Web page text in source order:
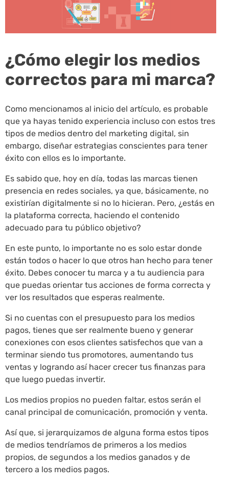
¿Cómo elegir los medios
correctos para mi marca?
Como mencionamos al inicio del artículo, es probable
que ya hayas tenido experiencia incluso con estos tres
tipos de medios dentro del marketing digital, sin
embargo, diseñar estrategias conscientes para tener
éxito con ellos es lo importante.
Es sabido que, hoy en día, todas las marcas tienen
presencia en redes sociales, ya que, básicamente, no
existirían digitalmente si no lo hicieran. Pero, ¿estás en
la plataforma correcta, haciendo el contenido
adecuado para tu público objetivo?
En este punto, lo importante no es solo estar donde
están todos o hacer lo que otros han hecho para tener
éxito. Debes conocer tu marca y a tu audiencia para
que puedas orientar tus acciones de forma correcta y
ver los resultados que esperas realmente.
Si no cuentas con el presupuesto para los medios
pagos, tienes que ser realmente bueno y generar
conexiones con esos clientes satisfechos que van a
terminar siendo tus promotores, aumentando tus
ventas y logrando así hacer crecer tus finanzas para
que luego puedas invertir.
Los medios propios no pueden faltar, estos serán el
canal principal de comunicación, promoción y venta.
Así que, si jerarquizamos de alguna forma estos tipos
de medios tendríamos de primeros a los medios
propios, de segundos a los medios ganados y de
tercero a los medios pagos.